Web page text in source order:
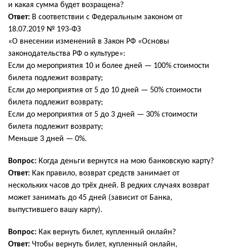
и какая сумма будет возращена?
Ответ: В соответствии с Федеральным законом от
18.07.2019 № 193-ФЗ
«О внесении изменений в Закон РФ «Основы
законодательства РФ о культуре»:
Если до мероприятия 10 и более дней — 100% стоимости
билета подлежит возврату;
Если до мероприятия от 5 до 10 дней — 50% стоимости
билета подлежит возврату;
Если до мероприятия от 5 до 3 дней — 30% стоимости
билета подлежит возврату;
Меньше 3 дней — 0%.
Вопрос: Когда деньги вернутся на мою банковскую карту?
Ответ: Как правило, возврат средств занимает от
нескольких часов до трёх дней. В редких случаях возврат
может занимать до 45 дней (зависит от Банка,
выпустившего вашу карту).
Вопрос: Как вернуть билет, купленный онлайн?
Ответ: Чтобы вернуть билет, купленный онлайн,